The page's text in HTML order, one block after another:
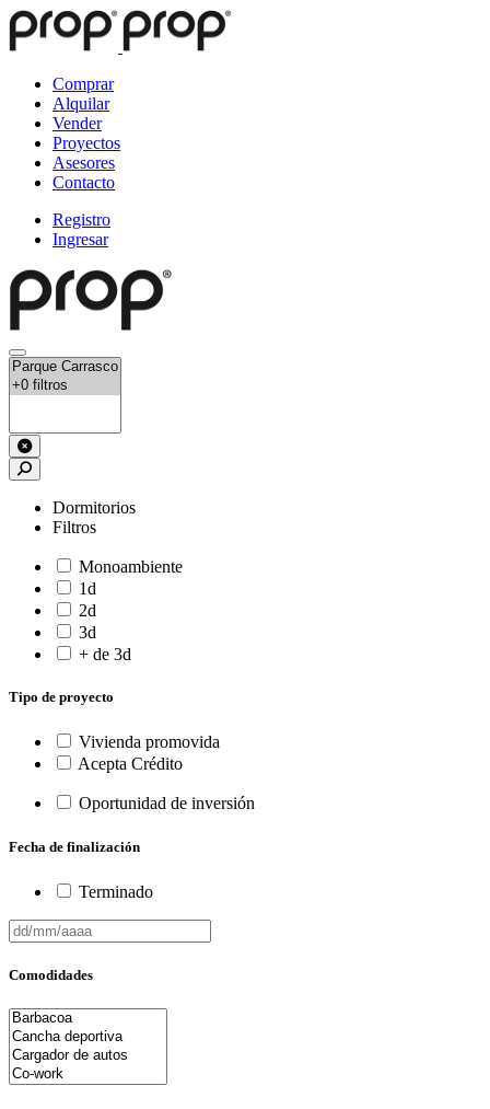
Comprar
Alquilar
Vender
Proyectos
Asesores
Contacto
Registro
Ingresar
Dormitorios
Filtros
Monoambiente
1d
2d
3d
+ de 3d
Tipo de proyecto
Vivienda promovida
Acepta Crédito
Oportunidad de inversión
Fecha de finalización
Terminado
Comodidades